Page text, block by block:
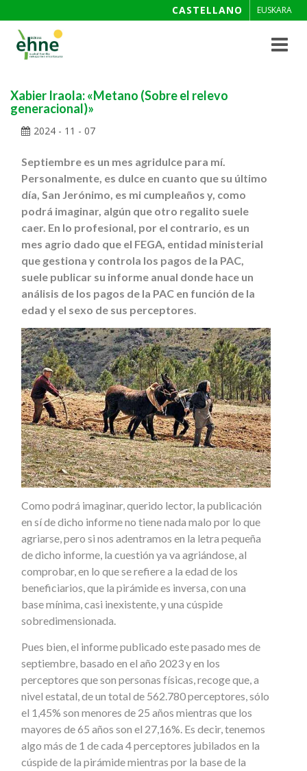
CASTELLANO EUSKARA
Toggle
Xabier Iraola: «Metano (Sobre el relevo
generacional)»
2024 - 11 - 07
Septiembre es un mes agridulce para mí.
Personalmente, es dulce en cuanto que su último
día, San Jerónimo, es mi cumpleaños y, como
podrá imaginar, algún que otro regalito suele
caer. En lo profesional, por el contrario, es un
mes agrio dado que el FEGA, entidad ministerial
que gestiona y controla los pagos de la PAC,
suele publicar su informe anual donde hace un
análisis de los pagos de la PAC en función de la
edad y el sexo de sus perceptores.
Como podrá imaginar, querido lector, la publicación
en sí de dicho informe no tiene nada malo por lo que
agriarse, pero si nos adentramos en la letra pequeña
de dicho informe, la cuestión ya va agriándose, al
comprobar, en lo que se refiere a la edad de los
beneficiarios, que la pirámide es inversa, con una
base mínima, casi inexistente, y una cúspide
sobredimensionada.
Pues bien, el informe publicado este pasado mes de
septiembre, basado en el año 2023 y en los
perceptores que son personas físicas, recoge que, a
nivel estatal, de un total de 562.780 perceptores, sólo
el 1,45% son menores de 25 años mientras que los
mayores de 65 años son el 27,16%. Es decir, tenemos
algo más de 1 de cada 4 perceptores jubilados en la
cúspide de la pirámide mientras por la base de la